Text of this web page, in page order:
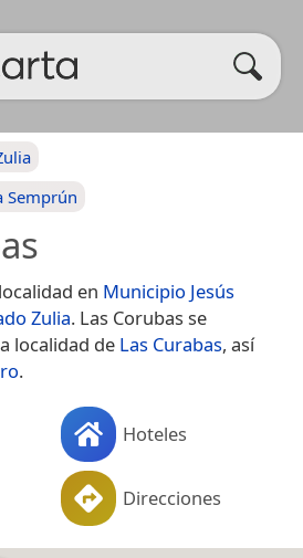
Semprún
en Municipio Jesús
Zulia. Las Corubas se
localidad de Las Curabas, así
.
Hoteles
Direcciones